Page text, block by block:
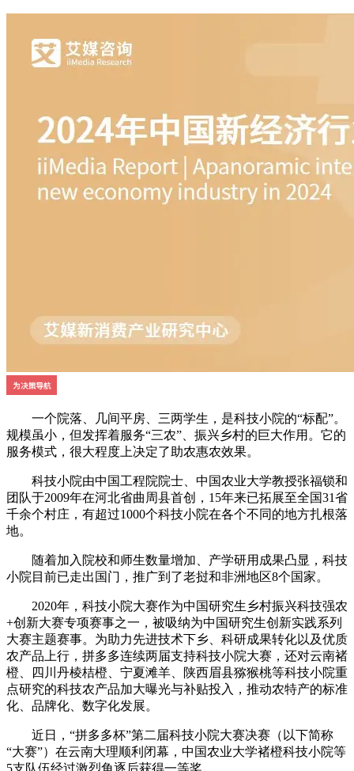
一个院落、几间平房、三两学生，是科技小院的“标配”。
规模虽小，但发挥着服务“三农”、振兴乡村的巨大作用。它的
服务模式，很大程度上决定了助农惠农效果。
科技小院由中国工程院院士、中国农业大学教授张福锁和
团队于2009年在河北省曲周县首创，15年来已拓展至全国31省
千余个村庄，有超过1000个科技小院在各个不同的地方扎根落
地。
随着加入院校和师生数量增加、产学研用成果凸显，科技
小院目前已走出国门，推广到了老挝和非洲地区8个国家。
2020年，科技小院大赛作为中国研究生乡村振兴科技强农
+创新大赛专项赛事之一，被吸纳为中国研究生创新实践系列
大赛主题赛事。为助力先进技术下乡、科研成果转化以及优质
农产品上行，拼多多连续两届支持科技小院大赛，还对云南褚
橙、四川丹棱桔橙、宁夏滩羊、陕西眉县猕猴桃等科技小院重
点研究的科技农产品加大曝光与补贴投入，推动农特产的标准
化、品牌化、数字化发展。
近日，“拼多多杯”第二届科技小院大赛决赛（以下简称
“大赛”）在云南大理顺利闭幕，中国农业大学褚橙科技小院等